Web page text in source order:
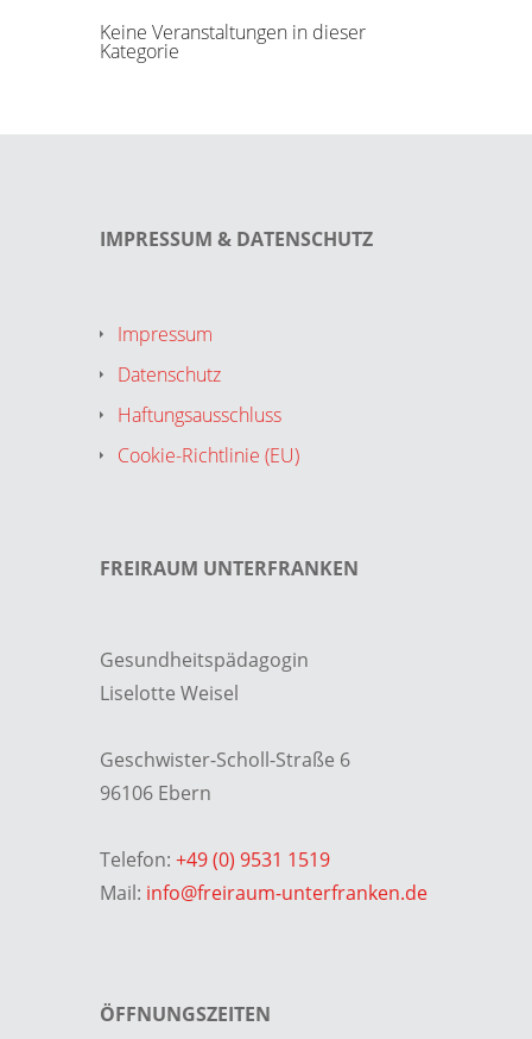
Keine Veranstaltungen in dieser
Kategorie
IMPRESSUM & DATENSCHUTZ
Impressum
Datenschutz
Haftungsausschluss
Cookie-Richtlinie (EU)
FREIRAUM UNTERFRANKEN
Gesundheitspädagogin
Liselotte Weisel
Geschwister-Scholl-Straße 6
96106 Ebern
Telefon: +49 (0) 9531 1519
Mail: info@freiraum-unterfranken.de
ÖFFNUNGSZEITEN